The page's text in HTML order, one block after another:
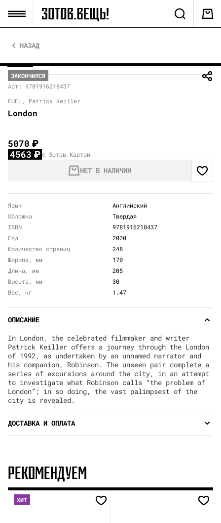
НАЗАД
ЗАКОНЧИЛСЯ
Арт: 9781916218437
FUEL, Patrick Keiller
London
5070₽
4563₽ с Зотов.Картой
НЕТ В НАЛИЧИИ
Язык
Английский
Обложка
Твердая
ISBN
9781916218437
Год
2020
Количество страниц
248
Ширина, мм
170
Длина, мм
205
Высота, мм
30
Вес, кг
1.47
ОПИСАНИЕ
In London, the celebrated filmmaker and writer
Patrick Keiller offers a journey through the London
of 1992, as undertaken by an unnamed narrator and
his companion, Robinson. The unseen pair complete a
series of excursions around the city, in an attempt
to investigate what Robinson calls “the problem of
London”; in so doing, the vast palimpsest of the
city is revealed.
ДОСТАВКА И ОПЛАТА
РЕКОМЕНДУЕМ
ХИТ